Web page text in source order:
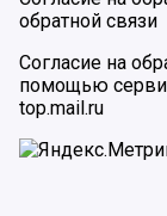
обратной связи
Согласие на
помощью
top.mail.ru